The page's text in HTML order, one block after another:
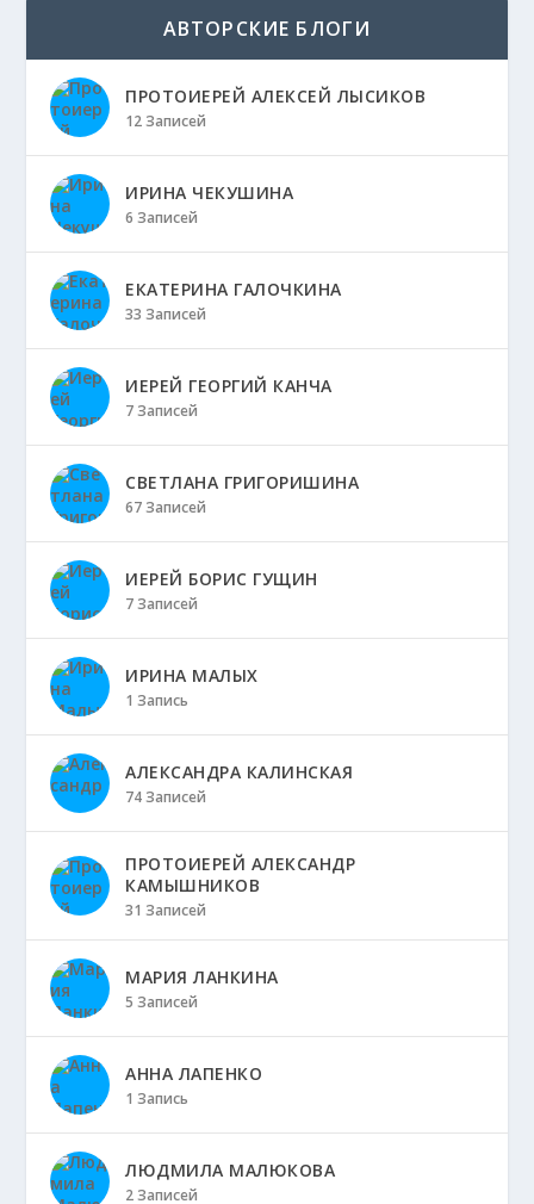
АВТОРСКИЕ БЛОГИ
ПРОТОИЕРЕЙ АЛЕКСЕЙ ЛЫСИКОВ
12 Записей
ИРИНА ЧЕКУШИНА
6 Записей
ЕКАТЕРИНА ГАЛОЧКИНА
33 Записей
ИЕРЕЙ ГЕОРГИЙ КАНЧА
7 Записей
СВЕТЛАНА ГРИГОРИШИНА
67 Записей
ИЕРЕЙ БОРИС ГУЩИН
7 Записей
ИРИНА МАЛЫХ
1 Запись
АЛЕКСАНДРА КАЛИНСКАЯ
74 Записей
ПРОТОИЕРЕЙ АЛЕКСАНДР
КАМЫШНИКОВ
31 Записей
МАРИЯ ЛАНКИНА
5 Записей
АННА ЛАПЕНКО
1 Запись
ЛЮДМИЛА МАЛЮКОВА
2 Записей